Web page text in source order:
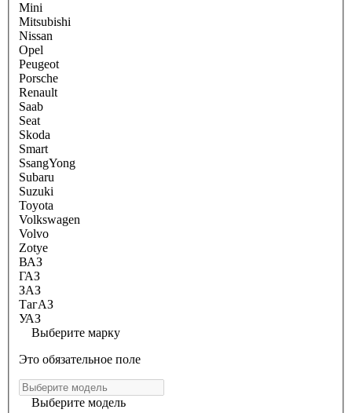
Mini
Mitsubishi
Nissan
Opel
Peugeot
Porsche
Renault
Saab
Seat
Skoda
Smart
SsangYong
Subaru
Suzuki
Toyota
Volkswagen
Volvo
Zotye
ВАЗ
ГАЗ
ЗАЗ
ТагАЗ
УАЗ
Выберите марку
Это обязательное поле
Выберите модель